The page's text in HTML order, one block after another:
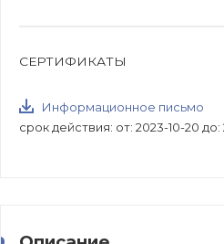
СЕРТИФИКАТЫ
Информационное письмо
срок действия: от: 2023-10-20 до: